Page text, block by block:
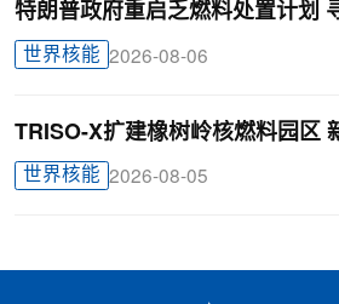
特朗普政府重启乏燃料处置计划
世界核能 2026-08-06
TRISO-X扩建橡树岭核燃料园区
世界核能 2026-08-05